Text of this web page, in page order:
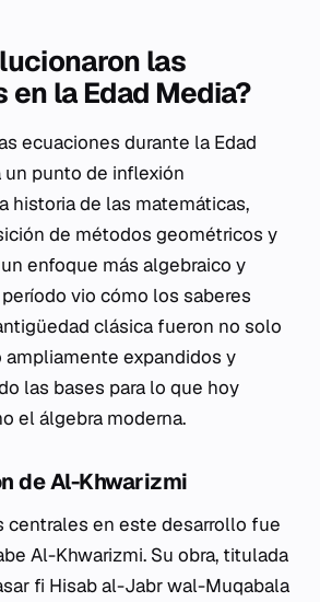
las
la Edad Media?
ecuaciones durante la Edad
punto de inflexión
historia de las matemáticas,
de métodos geométricos y
enfoque más algebraico y
vio cómo los saberes
clásica fueron no solo
ampliamente expandidos y
las bases para lo que hoy
el álgebra moderna.
de Al-Khwarizmi
centrales en este desarrollo fue
Al-Khwarizmi. Su obra, titulada
fi Hisab al-Jabr wal-Muqabala